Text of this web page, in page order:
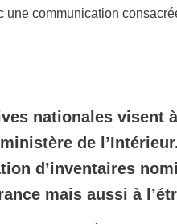
une communication
nationales visent
de
d’inventaires
mais aussi à